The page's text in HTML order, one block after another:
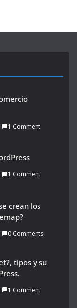
1 Comment
1 Comment
crean los
0 Comments
tipos y su
1 Comment